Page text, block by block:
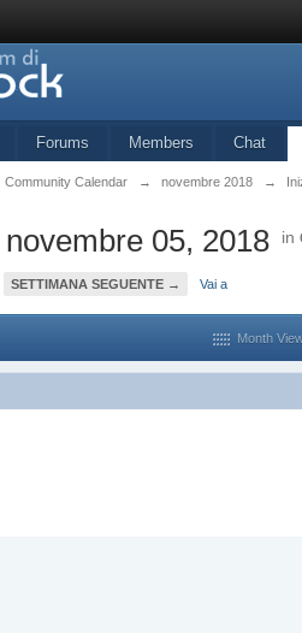
Forums Members Chat
Community Calendar → novembre 2018 →
05, 2018 in
SETTIMANA SEGUENTE → Vai a
Month